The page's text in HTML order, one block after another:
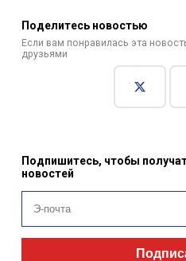
Поделитесь новостью
Если вам понравилась эта